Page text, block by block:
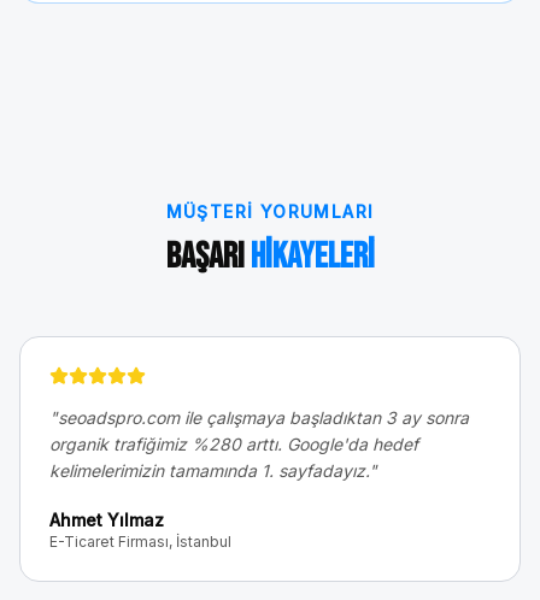
MÜŞTERI YORUMLARI
BaşarıHikayeleri
"seoadspro.com ile çalışmaya başladıktan 3 ay sonra
organik trafiğimiz %280 arttı. Google'da hedef
kelimelerimizin tamamında 1. sayfadayız."
Ahmet Yılmaz
E-Ticaret Firması, İstanbul